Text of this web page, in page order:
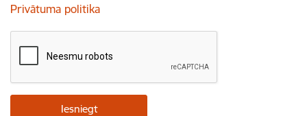
Privātuma politika